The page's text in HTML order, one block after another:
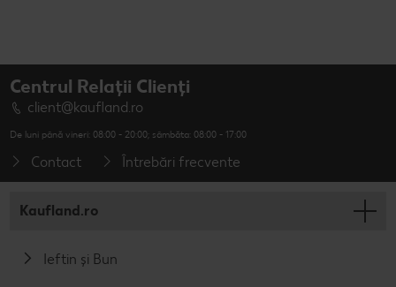
Centrul Relații Clienți
client@kaufland.ro
De luni până vineri: 08:00 - 20:00; sâmbăta: 08:00 - 17:00
Contact Întrebări frecvente
Kaufland.ro
Ieftin și Bun